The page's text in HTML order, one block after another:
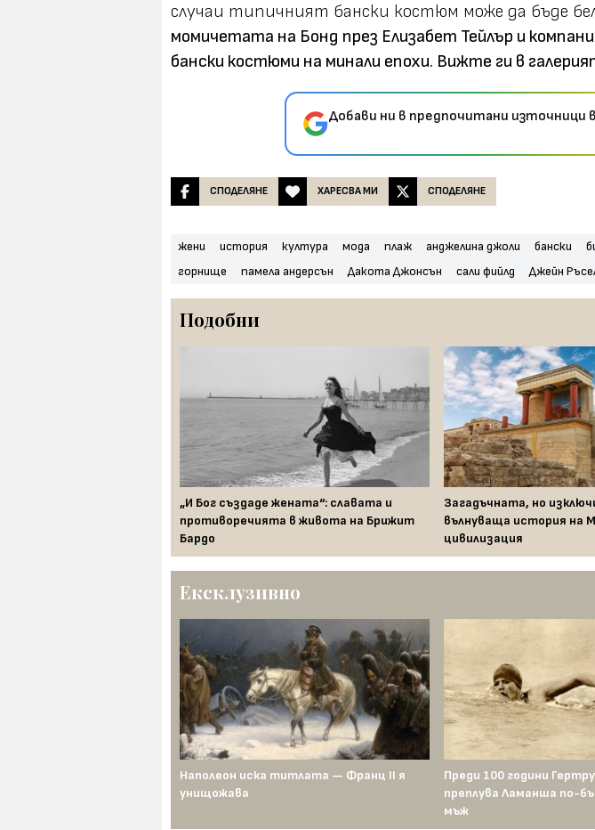
случаи типичният бански костюм може да бъде
момичетата на Бонд през Елизабет Тейлър и
бански костюми на минали епохи. Вижте ги в
Добави ни в предпочитани източници
СПОДЕЛЯНЕ ХАРЕСВА МИ СПОДЕЛЯНЕ
жени история култура мода плаж анджелина джоли бански
горнище
памела андерсън Дакота Джонсън сали фийлд Джейн
Подобни
„И Бог създаде жената“: славата и
противоречията в живота на Брижит
Бардо
Загадъчната, но
вълнуваща история на
цивилизация
Ексклузивно
Наполеон иска титлата — Франц II я
унищожава
Преди 100 години
преплува Ламанша по-
мъж